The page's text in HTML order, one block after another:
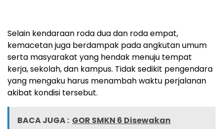
Selain kendaraan roda dua dan roda empat,
kemacetan juga berdampak pada angkutan umum
serta masyarakat yang hendak menuju tempat
kerja, sekolah, dan kampus. Tidak sedikit pengendara
yang mengaku harus menambah waktu perjalanan
akibat kondisi tersebut.
BACA JUGA : GOR SMKN 6 Disewakan